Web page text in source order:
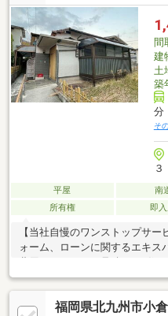
間
建
土
築
分
そ
３
平屋 南
所有権
即
【当社自慢のワンストップサ
ォーム、ローンに関するエキス
却が並行して行えます！・もち
福岡県北九州市小